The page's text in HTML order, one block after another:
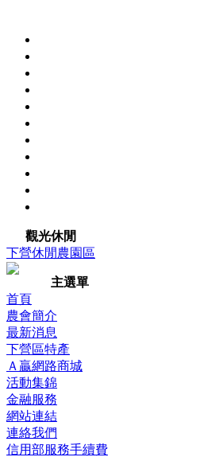
觀光休閒
下營休閒農園區
主選單
首頁
農會簡介
最新消息
下營區特產
Ａ贏網路商城
活動集錦
金融服務
網站連結
連絡我們
信用部服務手續費